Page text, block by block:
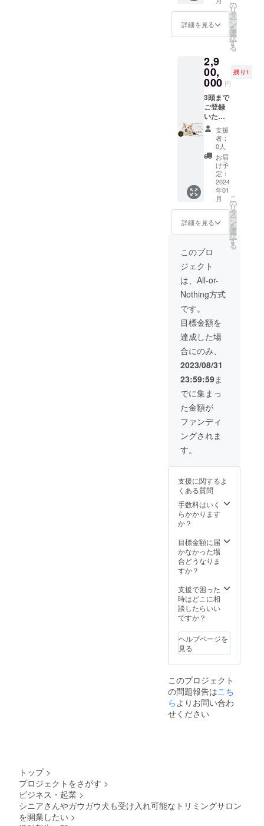
な応援
をお願
いいた
しま
す。
ること
が多い
ので、
宣伝に
効果的
いま
す。 ▼
紹介し
たい内
容や名
前など
を備考
欄にご
記入く
ださい
※こちら
での判
断にな
ります
が、不
適切な
内容の
リン
ク・お
名前の
掲載は
できま
せん。
掲載不
可と
なった
待券な
ど他の
商品を
もって
変えさ
せてい
ただく
可能性
があり
ますの
で、何
卒ご了
承くだ
の詳細
ては
メッ
セージ
または
メール
ち合わ
せさせ
てくだ
さい。
かいご
支援を
お待ち
してお
す。
紹介記
事の掲
載 ハッ
シュタ
グ付き
オリジ
ナルT
シャツ
へのロ
ゴの記
載 開業
後はワ
ンちゃ
んの写
真を毎
日ブロ
グに
アップ
してい
く予定
です。
飼い主
さんも
ご覧に
なるこ
とが多
いの
で、宣
伝に効
果的か
と思い
したい
内容や
お名前
などを
備考欄
に必ず
ご記入
くださ
い。 ※
こちら
で不適
切と判
断した
ク・お
掲載で
きませ
ん。掲
載不可
となっ
にはご
優待券
など他
の商品
て変え
させて
いただ
く可能
ります
ので、
何卒ご
了承く
掲載内
容の詳
細につ
いては
メッ
あたた
かいご
【ゴー
ルドス
ポン
サー特
バナー
リンク
をホー
ムペー
ジに貼
り付け
(掲載よ
り1年
間) ・
SNSで
のご紹
介記事
の掲載
ハッ
シュタ
グ付き
(1回) ・
オリジ
ナルT
シャツ
へのロ
ゴの記
載 ・画
像付き
ブログ
をブロ
載(掲載
より1年
間) 開業
後はワ
ンちゃ
んの写
真を毎
日ブロ
グに
アップ
してい
く予定
です。
ご覧に
とが多
いの
で、宣
伝に効
果的か
ます。
▼紹介
したい
内容や
などを
備考欄
に必ず
ご記入
い ※こ
ちらで
の判断
になり
が、不
適切な
内容の
リンク
やお名
優待券
など他
詳細を見る
の
リ
タ
ー
ン
を
選
択
す
る
2,9
00,
000 円
残り1
3頭まで
ご登録
いただ
けま
す！
【トリ
ミング
無料会
員券】
カット
コース
or シャ
ンプー
コース
or部分
美容 ①
小型
~30kg
以内の
ワン
ちゃ
ん。 ト
のた
め、超
大型犬
の持上
げ不可
です、
ごめん
なさ
い。 ②
通える
(ご来店
できる)
方。 岩
町日話
駅「紫
波中
央」 ③
以下詳
細をご
ただけ
る方。
︎︎■ご登録
の飼い
とその
ご家族
名義で
飼育さ
るワン
ちゃん
に限り
ます。
までご
登録い
ただけ
ます。
(狂犬病
だきま
す。) ︎■1
支援
者：
0人
お届
け予
定：
2024
年01
月
詳細を見る
こ
の
リ
タ
ー
ン
を
選
択
す
る
このプロ
ジェクト
は、All-or-
Nothing方式
です。
目標金額を
達成した場
合にのみ、
2023/08/31
23:59:59ま
でに集まっ
た金額が
ファンディ
ングされま
す。
支援に関するよ
くある質問
手数料はいく
らかかります
か？
目標金額に届
かなかった場
合どうなりま
すか？
支援で困った
時はどこに相
談したらいい
ですか？
ヘルプページを
見る
このプロジェクト
の問題報告はこち
らよりお問い合わ
せください
トップ >
プロジェクトをさがす >
ビジネス・起業 >
シニアさんやガウガウ犬も受け入れ可能なトリミングサロン
を開業したい >